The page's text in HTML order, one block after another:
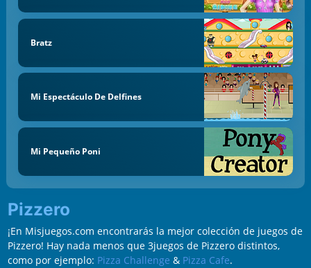
Bratz
Mi Espectáculo De Delfines
Mi Pequeño Poni
Pizzero
¡En Misjuegos.com encontrarás la mejor colección de juegos de
Pizzero! Hay nada menos que 3juegos de Pizzero distintos,
como por ejemplo: Pizza Challenge & Pizza Cafe.